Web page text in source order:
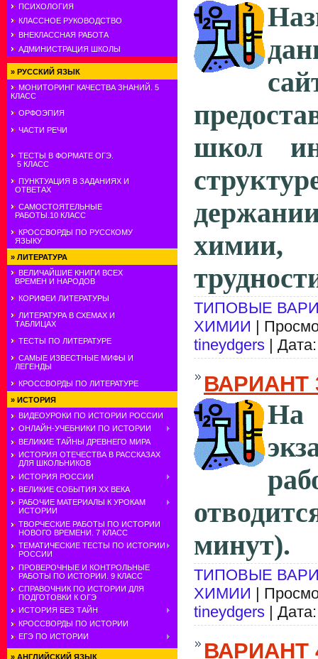
ПСИХОЛОГИЯ
КЛАССНОЕ РУКОВОДСТВО
ВНЕКЛАССНАЯ РАБОТА
АДМИНИСТРАЦИЯ ШКОЛЫ
» РУССКИЙ ЯЗЫК
МОНИТОРИНГ КАЧЕСТВА ЗНАНИЙ. 5
КЛАСС
ОРФОЭПИЯ
ЧАСТИ РЕЧИ
ТЕСТЫ В ФОРМАТЕ ОГЭ.
5 КЛАСС
ПУНКТУАЦИЯ В ЗАДАНИЯХ И
ОТВЕТАХ
САМОСТОЯТЕЛЬНЫЕ
РАБОТЫ.10 КЛАСС
КРОССВОРДЫ ПО РУССКОМУ
ЯЗЫКУ
» ЛИТЕРАТУРА
ВЕЛИЧАЙШИЕ КНИГИ ВСЕХ
ВРЕМЕН И НАРОДОВ
КОРИФЕИ ЛИТЕРАТУРЫ
ЛИТЕРАТУРА В СХЕМАХ И
ТАБЛИЦАХ
ТЕСТЫ ПО ЛИТЕРАТУРЕ
САМЫЕ ИЗВЕСТНЫЕ МИФЫ И
ЛЕГЕНДЫ
КРОССВОРДЫ ПО ЛИТЕРАТУРЕ
» ИСТОРИЯ
ВИДЕОУРОКИ ПО ИСТОРИИ РОССИИ
ОНЛАЙН-УЧЕБНИКИ ПО ИСТОРИИ
ВЕЛИКИЕ ТАЙНЫ ДРЕВНЕГО МИРА
ИСТОРИЯ ОТЕЧЕСТВА В РАССКАЗАХ
ДЛЯ ШКОЛЬНИКОВ
ИСТОРИЯ РОССИИ
ВЕЛИКИЕ СОБЫТИЯ ХХ ВЕКА
РАБОЧИЕ МАТЕРИАЛЫ К УРОКАМ
ИСТОРИИ
ТВОРЧЕСКИЕ РАБОТЫ ПО ИСТОРИИ
НОВОГО ВРЕМЕНИ. 7 КЛАСС
ТЕМАТИЧЕСКИЕ ТЕСТЫ ПО ИСТОРИИ
РОССИИ
ПРОВЕРОЧНЫЕ И КОНТРОЛЬНЫЕ
РАБОТЫ ПО ИСТОРИИ. 9 КЛАСС
СПРАВОЧНИК ПО ИСТОРИИ ДЛЯ
ПОДГОТОВКИ К ОГЭ
ИСТОРИЯ БЕЗ ТАЙН
КРОССВОРДЫ ПО ИСТОРИИ
ЕГЭ ПО ИСТОРИИ
» АНГЛИЙСКИЙ ЯЗЫК
школ
ТИПОВЫЕ
ХИМИИ |
tineydgers |
ВАРИАНТ
На
минут).
ТИПОВЫЕ
ХИМИИ |
tineydgers |
ВАРИАНТ